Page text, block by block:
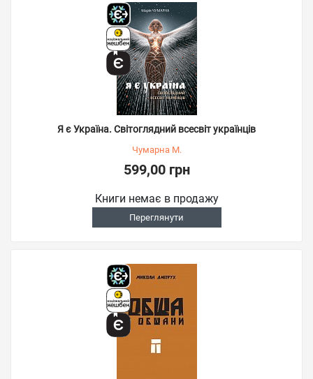
Я є Україна. Світоглядний всесвіт українців
Чумарна М.
599,00 грн
Книги немає в продажу
Переглянути